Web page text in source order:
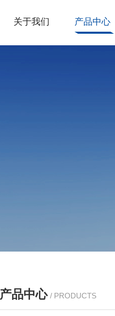
关于我们 产品中心
产品中心 / PRODUCTS